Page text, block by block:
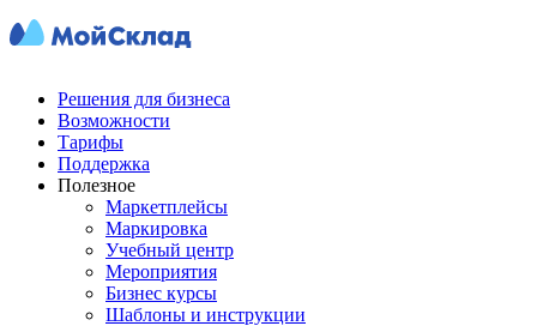
Решения для бизнеса
Возможности
Тарифы
Поддержка
Полезное
Маркетплейсы
Маркировка
Учебный центр
Мероприятия
Бизнес курсы
Шаблоны и инструкции